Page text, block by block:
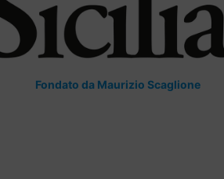
Fondato da Maurizio Scaglione